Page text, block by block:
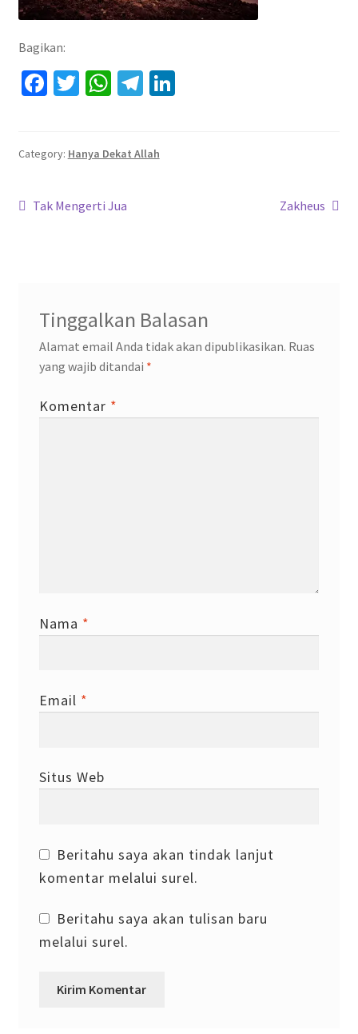
Bagikan:
Fa
o
k
T
er
W
sA
p
Te
a
Li
Category: Hanya Dekat Allah
Navigasi
Previous
Tak Mengerti Jua
Next
Zakheus
Tinggalkan Balasan
Alamat email Anda tidak akan dipublikasikan. Ruas
yang wajib ditandai *
Komentar *
Nama *
Email *
Situs Web
Beritahu saya akan tindak lanjut
komentar melalui surel.
Beritahu saya akan tulisan baru
melalui surel.